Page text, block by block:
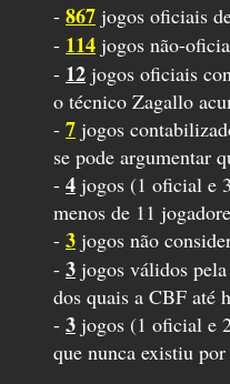
- 867 jogos oficiais
- 114 jogos não-
- 12 jogos oficiais
o técnico Zagallo
- 7 jogos
se pode argumentar
- 4 jogos (1 oficial e
menos de 11
- 3 jogos não
- 3 jogos válidos
dos quais a CBF até
- 3 jogos (1 oficial e
que nunca existiu